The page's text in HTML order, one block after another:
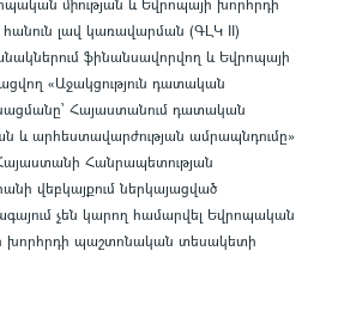
հանուն լավ կառավարման (ԳԼԿ II)
ֆինանսավորվող և Եվրոպայի
«Աջակցություն դատական
Հայաստանում դատական
և արհեստավարժության ամրապնդումը»
Հանրապետության
վեբկայքում ներկայացված
չեն կարող համարվել Եվրոպական
խորհրդի պաշտոնական տեսակետի